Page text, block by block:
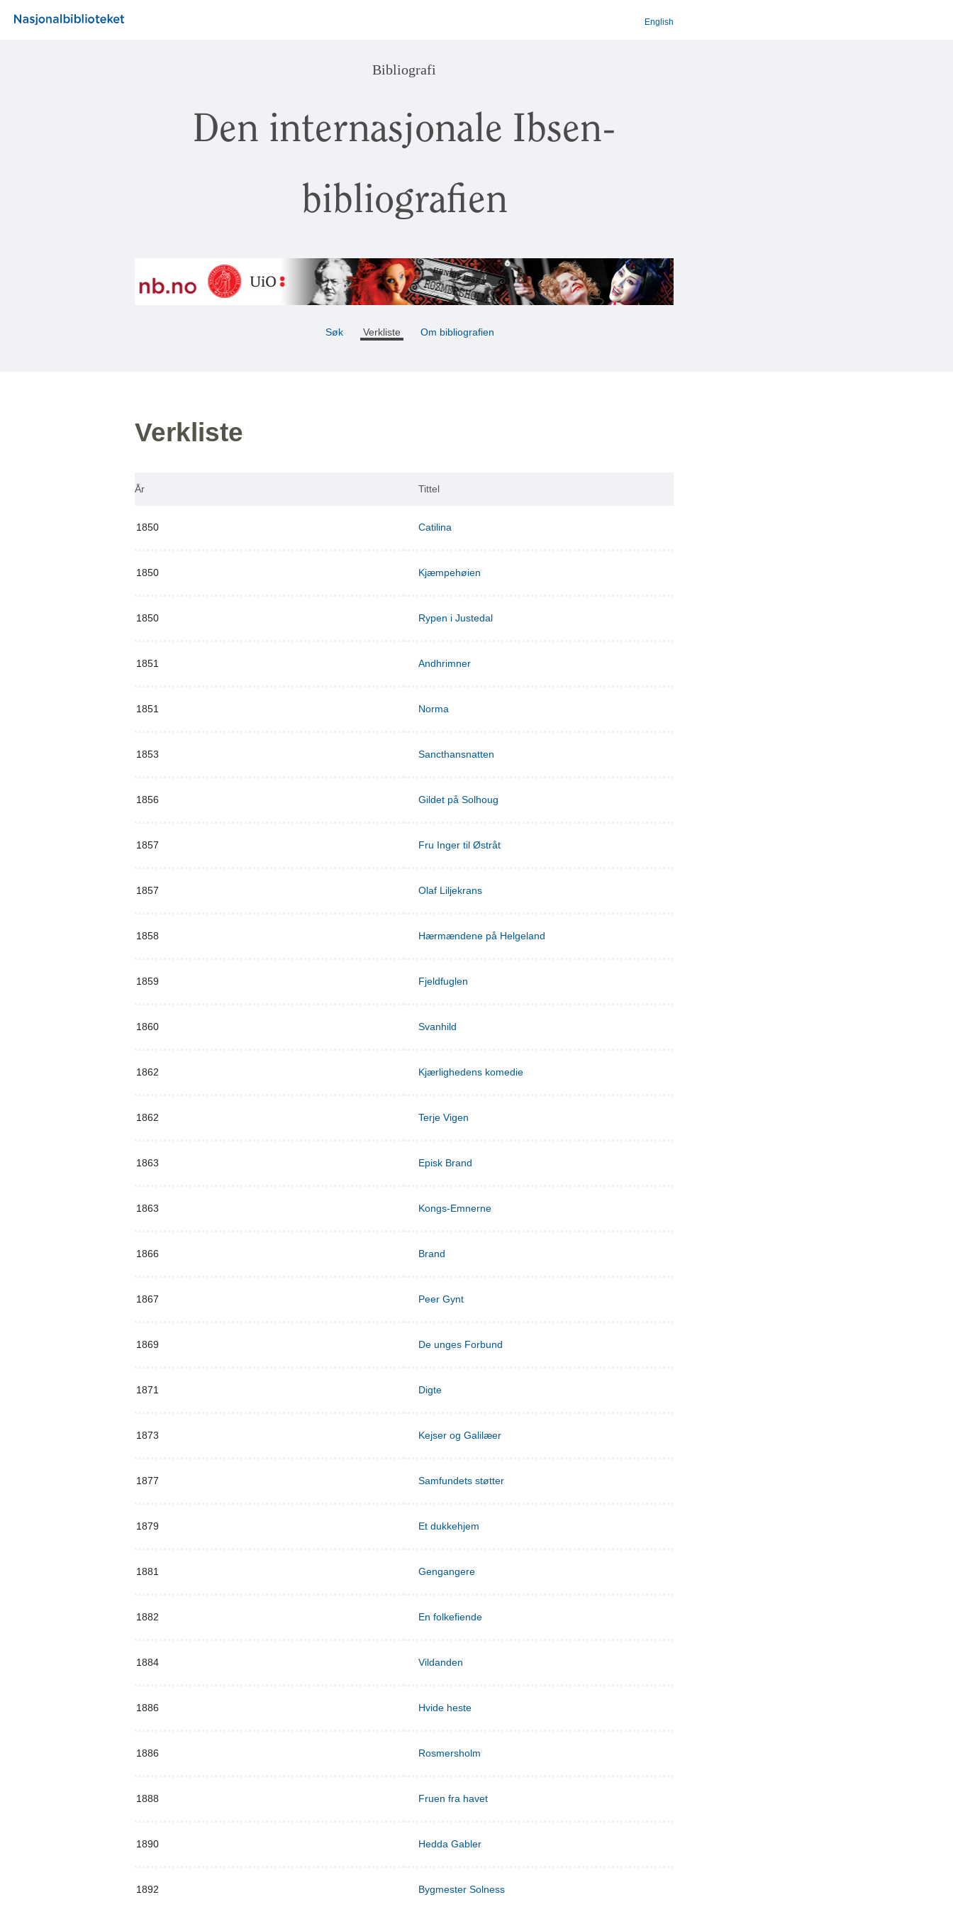
English
Bibliografi
Den internasjonale Ibsen-
bibliografien
Søk Verkliste Om bibliografien
Verkliste
År Tittel
1850 Catilina
1850 Kjæmpehøien
1850 Rypen i Justedal
1851 Andhrimner
1851 Norma
1853 Sancthansnatten
1856 Gildet på Solhoug
1857 Fru Inger til Østråt
1857 Olaf Liljekrans
1858 Hærmændene på Helgeland
1859 Fjeldfuglen
1860 Svanhild
1862 Kjærlighedens komedie
1862 Terje Vigen
1863 Episk Brand
1863 Kongs-Emnerne
1866 Brand
1867 Peer Gynt
1869 De unges Forbund
1871 Digte
1873 Kejser og Galilæer
1877 Samfundets støtter
1879 Et dukkehjem
1881 Gengangere
1882 En folkefiende
1884 Vildanden
1886 Hvide heste
1886 Rosmersholm
1888 Fruen fra havet
1890 Hedda Gabler
1892 Bygmester Solness